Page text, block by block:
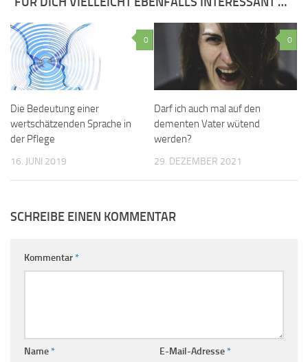
0
Die Bedeutung einer
wertschätzenden Sprache in
der Pflege
16. JUNI 2019
0
Darf ich auch mal auf den
dementen Vater wütend
werden?
29. DEZEMBER 2021
SCHREIBE EINEN KOMMENTAR
Kommentar*
Name* E-Mail-Adresse*